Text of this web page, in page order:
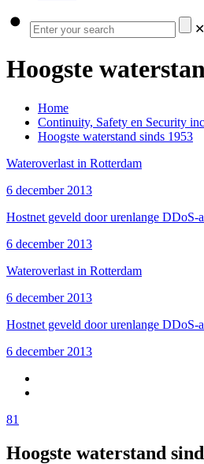
✕
Hoogste
Home
Continuity, Safety en Security
Hoogste waterstand sinds 1953
Wateroverlast in Rotterdam
6 december 2013
Hostnet geveld door urenlange DDoS-
6 december 2013
Wateroverlast in Rotterdam
6 december 2013
Hostnet geveld door urenlange DDoS-
6 december 2013
81
Hoogste waterstand